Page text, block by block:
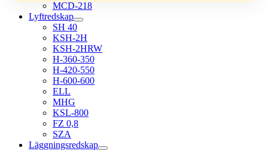
MCD-218
Lyftredskap
SH 40
KSH-2H
KSH-2HRW
H-360-350
H-420-550
H-600-600
ELL
MHG
KSL-800
FZ 0,8
SZA
Läggningsredskap